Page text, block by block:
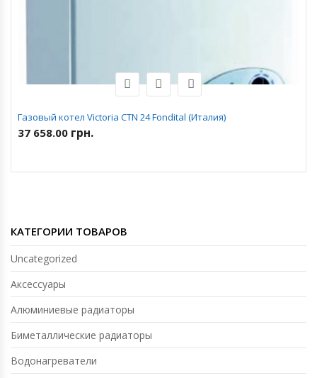
Газовый котел Victoria CTN 24 Fondital (Италия)
37 658.00 грн.
КАТЕГОРИИ ТОВАРОВ
Uncategorized
Аксессуары
Алюминиевые радиаторы
Биметаллические радиаторы
Водонагреватели